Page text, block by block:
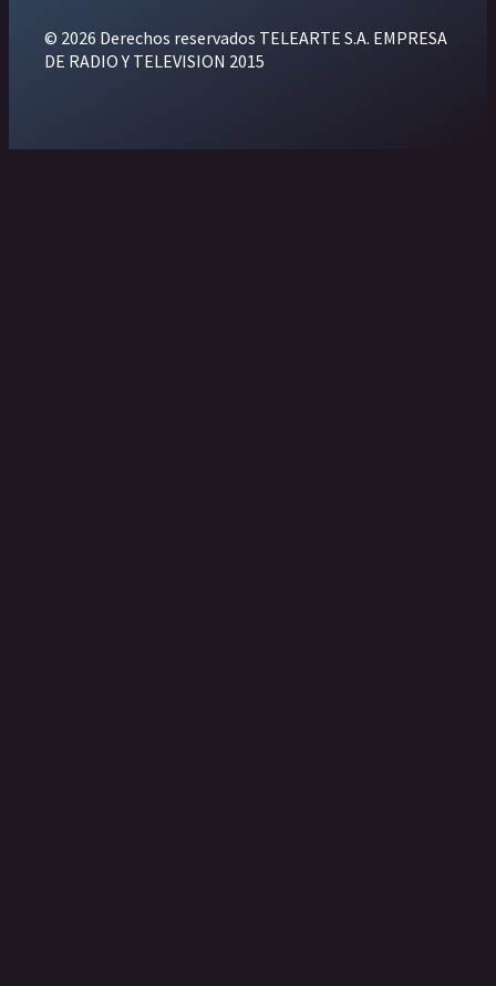
© 2026 Derechos reservados TELEARTE S.A. EMPRESA
DE RADIO Y TELEVISION 2015